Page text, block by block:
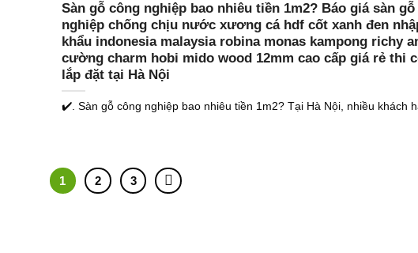
Sàn gỗ công nghiệp bao nhiêu tiền 1m2? Báo giá sàn
nghiệp chống chịu nước xương cá hdf cốt xanh đen
khẩu indonesia malaysia robina monas kampong richy
cường charm hobi mido wood 12mm cao cấp giá rẻ thi
lắp đặt tại Hà Nội
✔️. Sàn gỗ công nghiệp bao nhiêu tiền 1m2? Tại Hà Nội, nhiều khách
1 2 3